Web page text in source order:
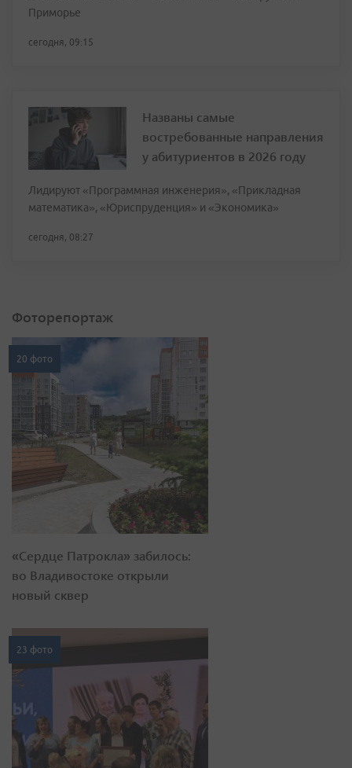
Приморье
сегодня, 09:15
Названы самые
востребованные направления
у абитуриентов в 2026 году
Лидируют «Программная инженерия», «Прикладная
математика», «Юриспруденция» и «Экономика»
сегодня, 08:27
Фоторепортаж
20 фото
«Сердце Патрокла» забилось:
во Владивостоке открыли
новый сквер
23 фото